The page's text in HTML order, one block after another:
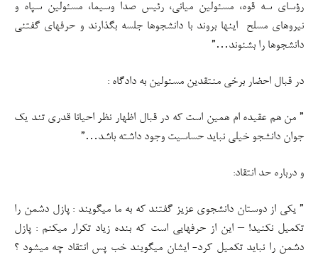
رؤسای سه قوه، مسئولین میانی، رئیس صدا وسیما، مسئولین سپاه و
نیروهای مسلح اینها بروند با دانشجوها جلسه بگذارند و حرفهای گفتنی
دانشجوها را بشنوند…”
در قبال احضار برخی منتقدین مسئولین به دادگاه :
” من هم عقیده ام همین است که در قبال اظهار نظر احیانا قدری تند یک
جوان دانشجو خیلی نباید حساسیت وجود داشته باشد…”
و درباره حد انتقاد:
” یکی از دوستان دانشجوی عزیز گفتند که به ما میگویند : پازل دشمن را
تکمیل نکنید! – این از حرفهایی است که بنده زیاد تکرار میکنم : پازل
دشمن را نباید تکمیل کرد- ایشان میگویند خب پس انتقاد چه میشود ؟